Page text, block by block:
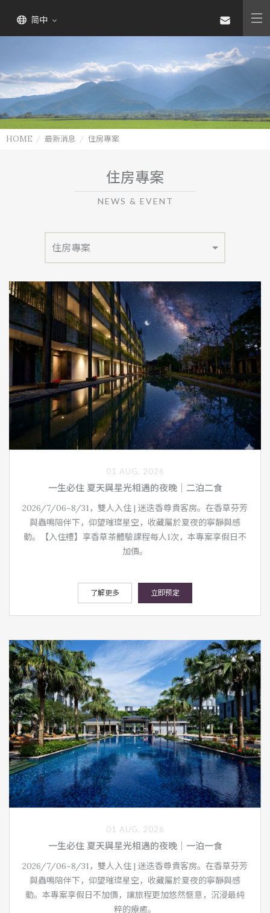
简中
HOME 最新消息 住房專案
住房專案
NEWS & EVENT
住房專案
一生必住 夏天與星光相遇的夜晚｜二泊二食
2026/7/06~8/31，雙人入住 | 迷迭香尊貴客房。在香草芬芳
與蟲鳴陪伴下，仰望璀璨星空，收藏屬於夏夜的寧靜與感
動。【入住禮】享香草茶體驗課程每人1次，本專案享假日不
加價。
01 AUG, 2026
了解更多 立即预定
一生必住 夏天與星光相遇的夜晚｜一泊一食
2026/7/06~8/31，雙人入住 | 迷迭香尊貴客房。在香草芬芳
與蟲鳴陪伴下，仰望璀璨星空，收藏屬於夏夜的寧靜與感
動。本專案享假日不加價，讓旅程更加悠然愜意，沉浸最純
粹的療癒。
01 AUG, 2026